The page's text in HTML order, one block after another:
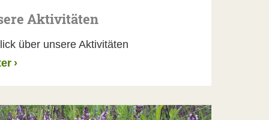
Aktivitäten
über unsere Aktivitäten
›